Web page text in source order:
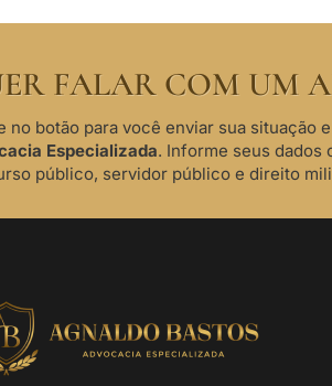
FALAR COM UM
no botão para você enviar sua situação
Especializada. Informe seus dados
público, servidor público e direito